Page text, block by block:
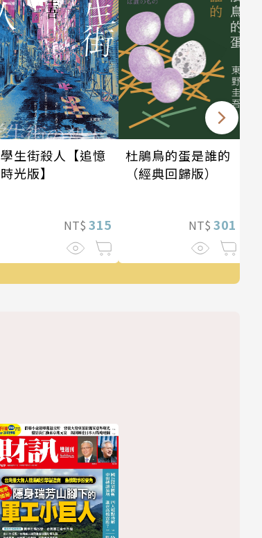
學生街殺人【追憶
時光版】
NT$ 315
杜鵑鳥的蛋是誰的
（經典回歸版）
NT$ 301